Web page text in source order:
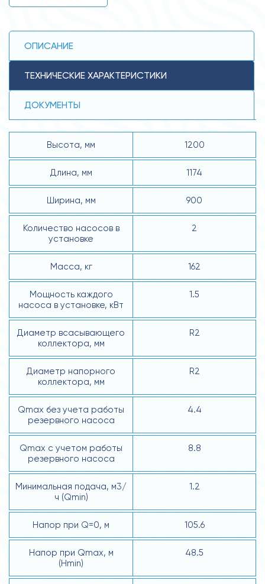
ОПИСАНИЕ
ТЕХНИЧЕСКИЕ ХАРАКТЕРИСТИКИ
ДОКУМЕНТЫ
Высота, мм 1200
Длина, мм 1174
Ширина, мм 900
Количество насосов в
установке
2
Масса, кг 162
Мощность каждого
насоса в установке, кВт
1.5
Диаметр всасывающего
коллектора, мм
R2
Диаметр напорного
коллектора, мм
R2
Qmax без учета работы
резервного насоса
4.4
Qmax с учетом работы
резервного насоса
8.8
Минимальная подача, м3/
ч (Qmin)
1.2
Напор при Q=0, м 105.6
Напор при Qmax, м
(Hmin)
48.5